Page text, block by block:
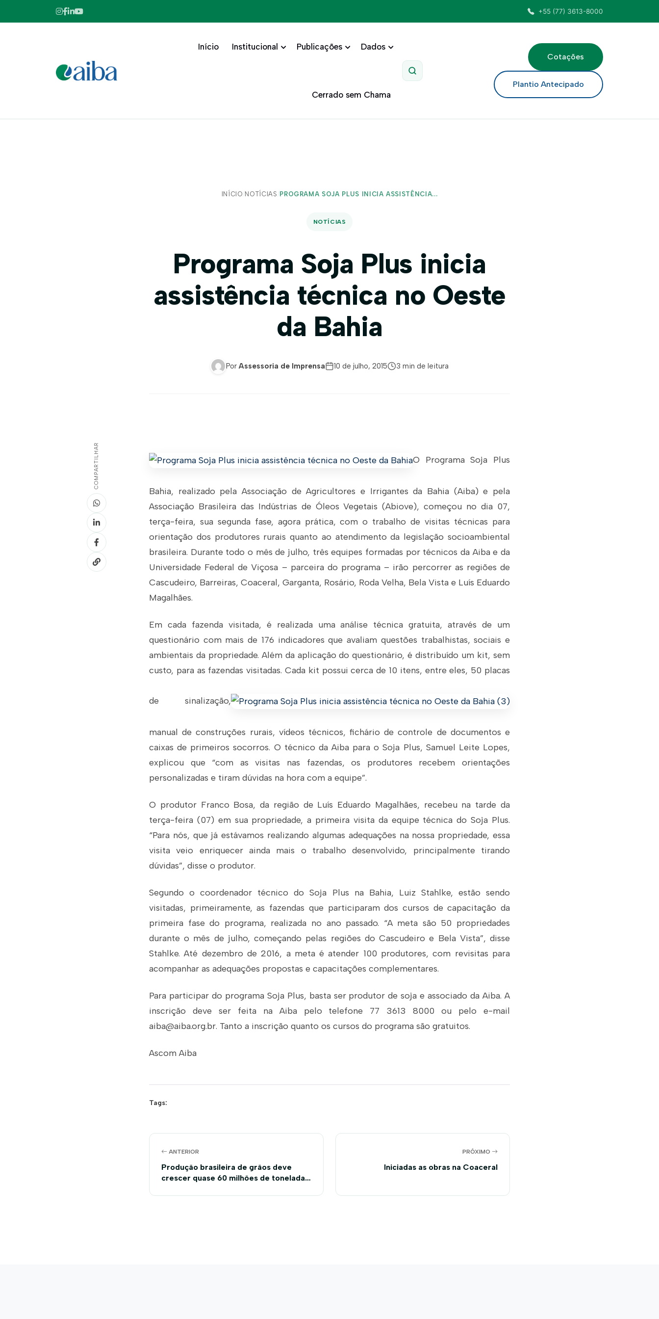
+55 (77) 3613-8000
Início Institucional Publicações Dados
Cerrado sem Chama
Pesquisar
Cotações
Plantio Antecipado
INÍCIO/ NOTÍCIAS / PROGRAMA SOJA PLUS INICIA ASSISTÊNCIA...
NOTÍCIAS
Programa Soja Plus inicia
assistência técnica no Oeste
da Bahia
Por Assessoria de Imprensa 10 de julho, 2015 3 min de leitura
COMPARTILHAR O Programa Soja Plus
Bahia, realizado pela Associação de Agricultores e Irrigantes da Bahia (Aiba) e pela
Associação Brasileira das Indústrias de Óleos Vegetais (Abiove), começou no dia 07,
terça-feira, sua segunda fase, agora prática, com o trabalho de visitas técnicas para
orientação dos produtores rurais quanto ao atendimento da legislação socioambiental
brasileira. Durante todo o mês de julho, três equipes formadas por técnicos da Aiba e da
Universidade Federal de Viçosa – parceira do programa – irão percorrer as regiões de
Cascudeiro, Barreiras, Coaceral, Garganta, Rosário, Roda Velha, Bela Vista e Luís Eduardo
Magalhães.
Em cada fazenda visitada, é realizada uma análise técnica gratuita, através de um
questionário com mais de 176 indicadores que avaliam questões trabalhistas, sociais e
ambientais da propriedade. Além da aplicação do questionário, é distribuído um kit, sem
custo, para as fazendas visitadas. Cada kit possui cerca de 10 itens, entre eles, 50 placas
de sinalização,
manual de construções rurais, vídeos técnicos, fichário de controle de documentos e
caixas de primeiros socorros. O técnico da Aiba para o Soja Plus, Samuel Leite Lopes,
explicou que “com as visitas nas fazendas, os produtores recebem orientações
personalizadas e tiram dúvidas na hora com a equipe”.
O produtor Franco Bosa, da região de Luís Eduardo Magalhães, recebeu na tarde da
terça-feira (07) em sua propriedade, a primeira visita da equipe técnica do Soja Plus.
“Para nós, que já estávamos realizando algumas adequações na nossa propriedade, essa
visita veio enriquecer ainda mais o trabalho desenvolvido, principalmente tirando
dúvidas”, disse o produtor.
Segundo o coordenador técnico do Soja Plus na Bahia, Luiz Stahlke, estão sendo
visitadas, primeiramente, as fazendas que participaram dos cursos de capacitação da
primeira fase do programa, realizada no ano passado. “A meta são 50 propriedades
durante o mês de julho, começando pelas regiões do Cascudeiro e Bela Vista”, disse
Stahlke. Até dezembro de 2016, a meta é atender 100 produtores, com revisitas para
acompanhar as adequações propostas e capacitações complementares.
Para participar do programa Soja Plus, basta ser produtor de soja e associado da Aiba. A
inscrição deve ser feita na Aiba pelo telefone 77 3613 8000 ou pelo e-mail
aiba@aiba.org.br. Tanto a inscrição quanto os cursos do programa são gratuitos.
Ascom Aiba
Tags:
ANTERIOR
Produção brasileira de grãos deve
crescer quase 60 milhões de toneladas
PRÓXIMO
Iniciadas as obras na Coaceral